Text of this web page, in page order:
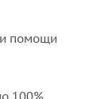
помощи